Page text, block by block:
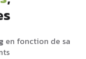
en fonction de sa